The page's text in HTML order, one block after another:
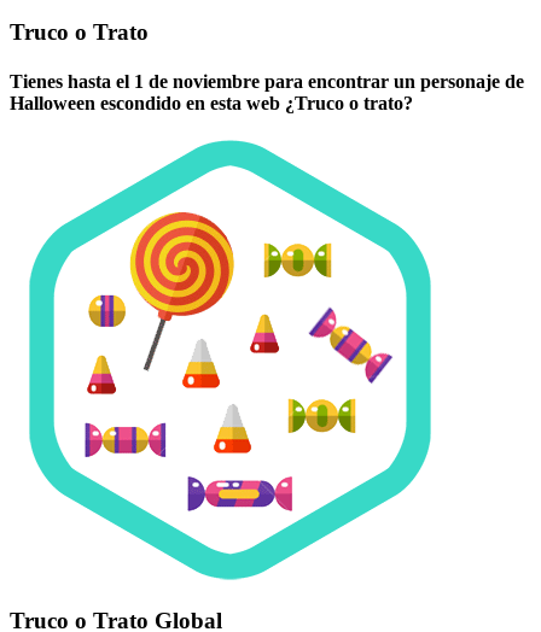
Truco o Trato
Tienes hasta el 1 de noviembre para encontrar un personaje de
Halloween escondido en esta web ¿Truco o trato?
Truco o Trato Global